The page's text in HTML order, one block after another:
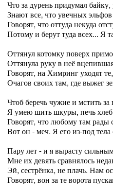
Что за дурень придумал
Знают все, что увечных
Говорят, что оттуда некуда
Потому и берут туда всех... Я
Оттянул котомку поверх
Оттянула руку в неё
Говорят, на Химринг уходят
Очагов своих там, где выжег
Чтоб беречь чужие и мстить
Я умею шить шкуры, печь хлеб
Говорят, что любому там рады
Вот он - меч. Я его из-под тела
Пару лет - и я вырасту
Мне их девять сравнялось
Эй, сестрёнка, не плачь. Нам
Говорят, вон за те ворота